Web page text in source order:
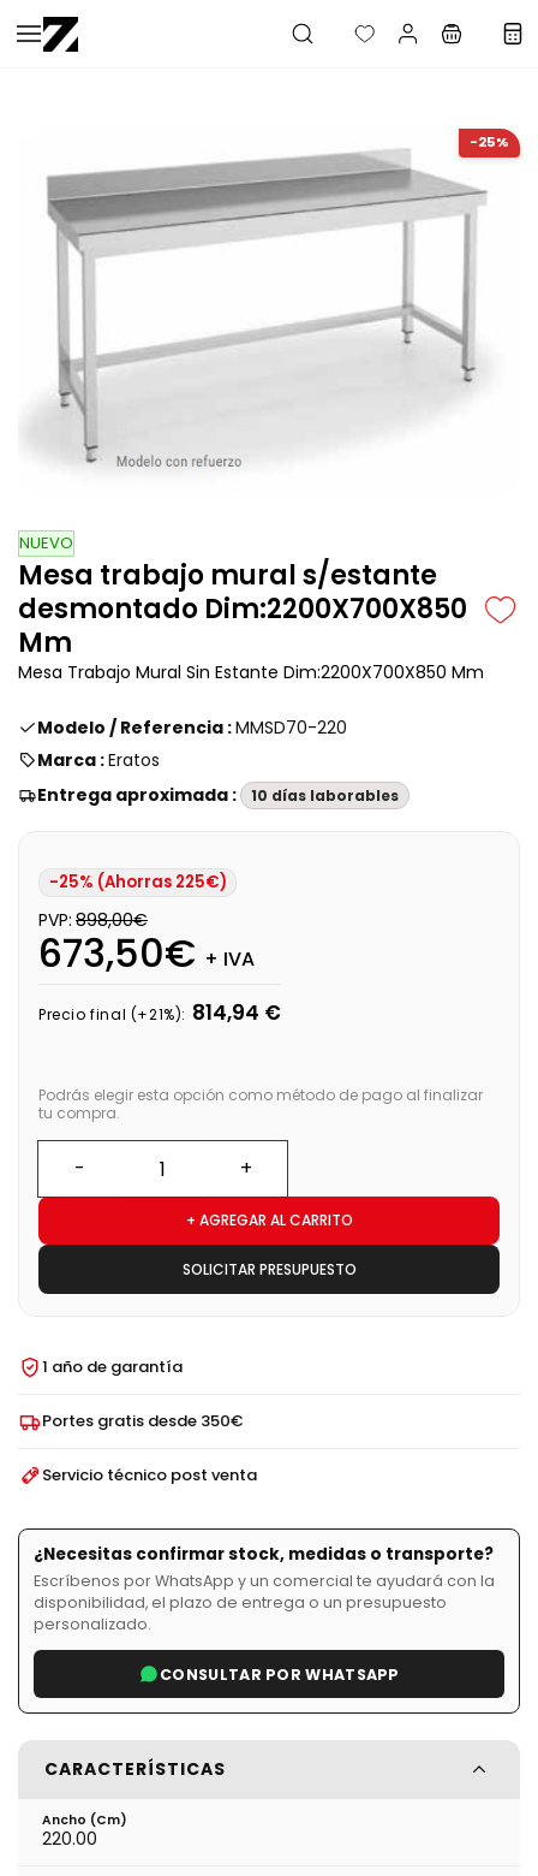
Saltar al
contenido
-25%
NUEVO
Mesa trabajo mural s/estante
desmontado Dim:2200X700X850
Mm
Mesa Trabajo Mural Sin Estante Dim:2200X700X850 Mm
Modelo / Referencia :MMSD70-220
Marca :Eratos
Entrega aproximada :
10 días laborables
-25% (Ahorras 225€)
PVP: 898,00€
673,50€ + IVA
Precio final (+21%): 814,94 €
Podrás elegir esta opción como método de pago al finalizar
tu compra.
+ AGREGAR AL CARRITO
SOLICITAR PRESUPUESTO
1 año de garantía
Portes gratis desde 350€
Servicio técnico post venta
¿Necesitas confirmar stock, medidas o transporte?
Escríbenos por WhatsApp y un comercial te ayudará con la
disponibilidad, el plazo de entrega o un presupuesto
personalizado.
CONSULTAR POR WHATSAPP
CARACTERÍSTICAS
Ancho (cm)
220.00